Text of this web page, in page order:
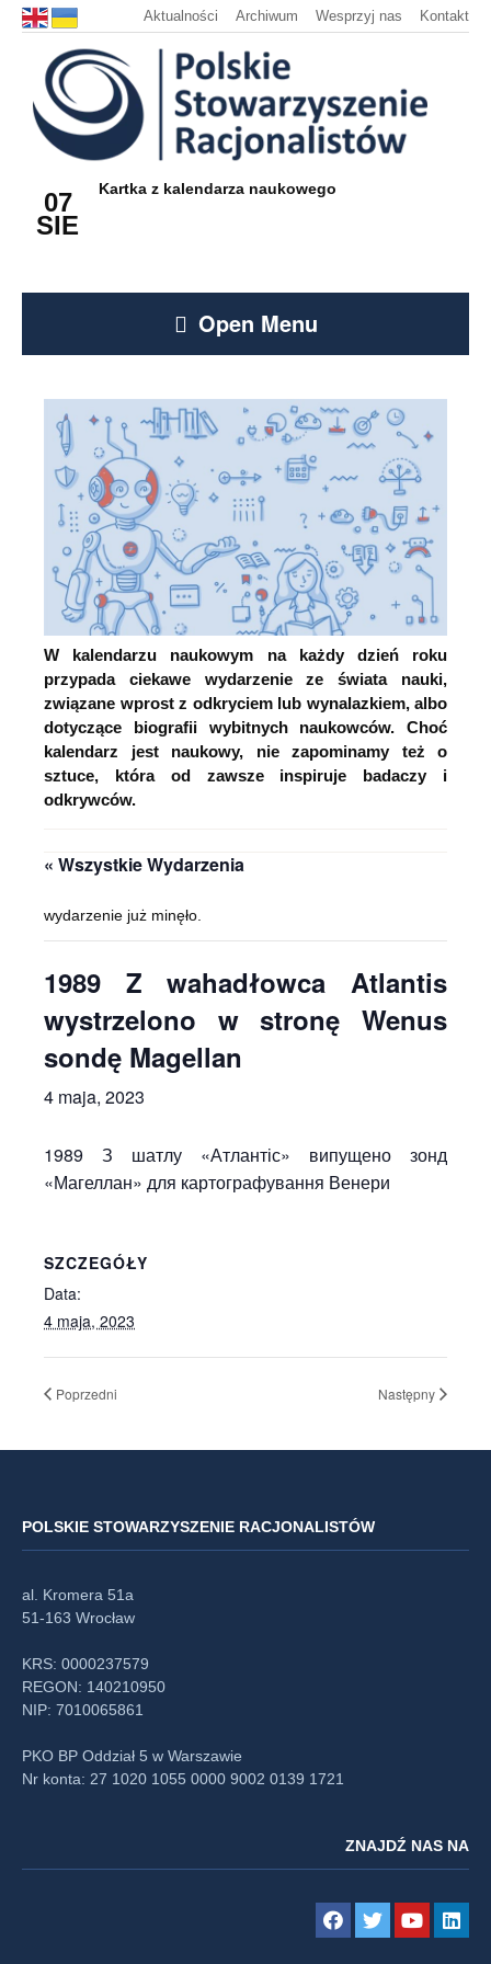
Aktualności Archiwum Wesprzyj nas Kontakt
07
SIE
Kartka z kalendarza naukowego
Open Menu
W kalendarzu naukowym na każdy dzień roku
przypada ciekawe wydarzenie ze świata nauki,
związane wprost z odkryciem lub wynalazkiem, albo
dotyczące biografii wybitnych naukowców. Choć
kalendarz jest naukowy, nie zapominamy też o
sztuce, która od zawsze inspiruje badaczy i
odkrywców.
« Wszystkie Wydarzenia
wydarzenie już minęło.
1989 Z wahadłowca Atlantis
wystrzelono w stronę Wenus
sondę Magellan
4 maja, 2023
1989 З шатлу «Атлантіс» випущено зонд
«Магеллан» для картографування Венери
SZCZEGÓŁY
Data:
4 maja, 2023
Poprzedni Następny
POLSKIE STOWARZYSZENIE RACJONALISTÓW
al. Kromera 51a
51-163 Wrocław
KRS: 0000237579
REGON: 140210950
NIP: 7010065861
PKO BP Oddział 5 w Warszawie
Nr konta: 27 1020 1055 0000 9002 0139 1721
ZNAJDŹ NAS NA